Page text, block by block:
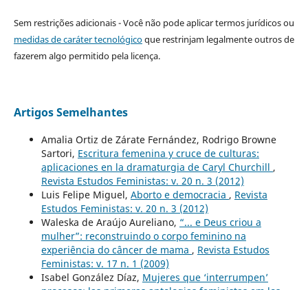
Sem restrições adicionais - Você não pode aplicar termos jurídicos ou
medidas de caráter tecnológicoque restrinjam legalmente outros de
fazerem algo permitido pela licença.
Artigos Semelhantes
Amalia Ortiz de Zárate Fernández, Rodrigo Browne
Sartori, Escritura femenina y cruce de culturas:
aplicaciones en la dramaturgia de Caryl Churchill ,
Revista Estudos Feministas: v. 20 n. 3 (2012)
Luis Felipe Miguel, Aborto e democracia , Revista
Estudos Feministas: v. 20 n. 3 (2012)
Waleska de Araújo Aureliano, “... e Deus criou a
mulher”: reconstruindo o corpo feminino na
experiência do câncer de mama , Revista Estudos
Feministas: v. 17 n. 1 (2009)
Isabel González Díaz, Mujeres que ‘interrumpen’